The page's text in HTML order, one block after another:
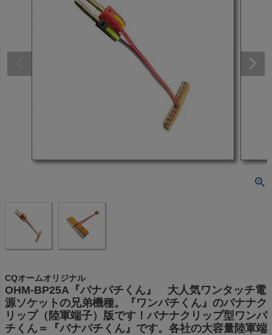
CQオームオリジナル
OHM-BP25A『バナパチくん』 大人気ワンタッチ電
源ソケットの兄弟機種。『ワンパチくん』のバナナク
リップ（陸軍端子）版です！バナナクリップ型ワンパ
チくん＝『バナパチくん』です。各社の大容量陸軍端